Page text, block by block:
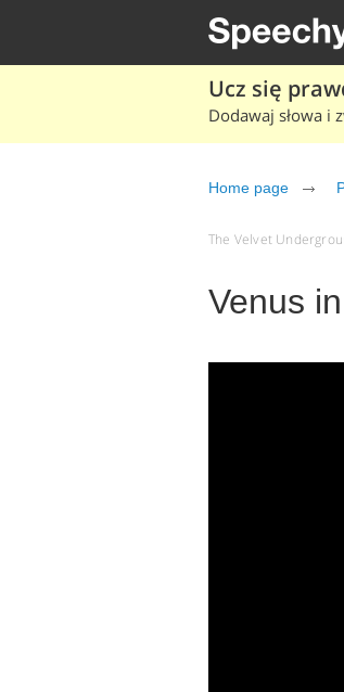
Ucz się
Dodawaj słowa i
Home page
The Velvet
Venus